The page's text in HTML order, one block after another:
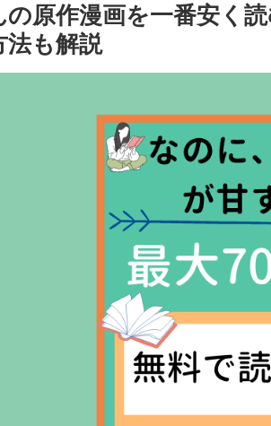
の原作漫画を一番安く
法も解説